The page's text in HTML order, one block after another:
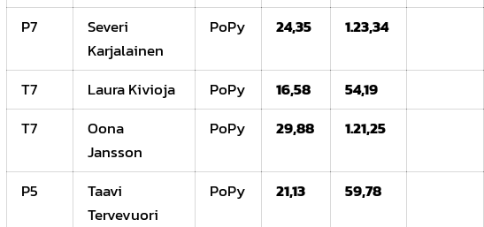
P7
Severi
Karjalainen
PoPy 24,35 1.23,34
T7 Laura Kivioja PoPy 16,58
54,19
T7
Oona
Jansson
PoPy 29,88 1.21,25
P5
Taavi
Tervevuori
PoPy 21,13 59,78